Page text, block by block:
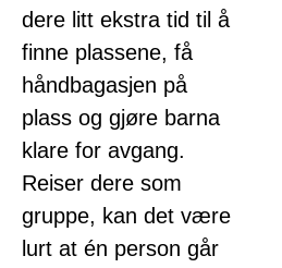
dere litt ekstra tid til å
finne plassene, få
håndbagasjen på
plass og gjøre barna
klare for avgang.
Reiser dere som
gruppe, kan det være
lurt at én person går